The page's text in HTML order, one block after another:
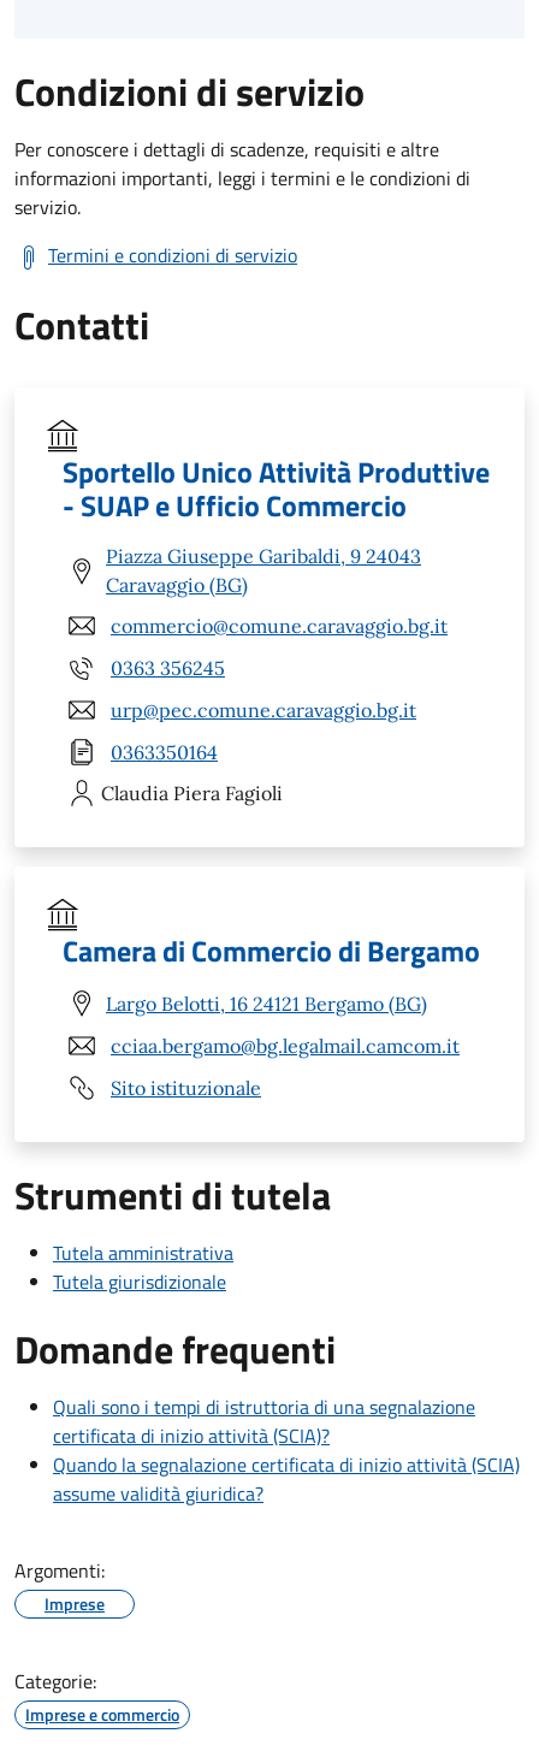
Condizioni di servizio
Per conoscere i dettagli di scadenze, requisiti e altre
informazioni importanti, leggi i termini e le condizioni di
servizio.
Termini e condizioni di servizio
Contatti
Sportello Unico Attività Produttive
- SUAP e Ufficio Commercio
Piazza Giuseppe Garibaldi, 9 24043
Caravaggio (BG)
commercio@comune.caravaggio.bg.it
0363 356245
urp@pec.comune.caravaggio.bg.it
0363350164
Claudia Piera Fagioli
Camera di Commercio di Bergamo
Largo Belotti, 16 24121 Bergamo (BG)
cciaa.bergamo@bg.legalmail.camcom.it
Sito istituzionale
Strumenti di tutela
Tutela amministrativa
Tutela giurisdizionale
Domande frequenti
Quali sono i tempi di istruttoria di una segnalazione
certificata di inizio attività (SCIA)?
Quando la segnalazione certificata di inizio attività (SCIA)
assume validità giuridica?
Argomenti:
Imprese
Categorie:
Imprese e commercio